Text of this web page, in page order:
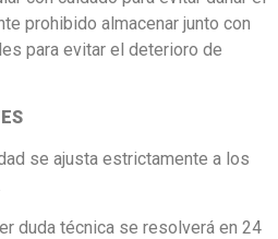
prohibido almacenar junto con
para evitar el deterioro de
se ajusta estrictamente a los
duda técnica se resolverá en 24